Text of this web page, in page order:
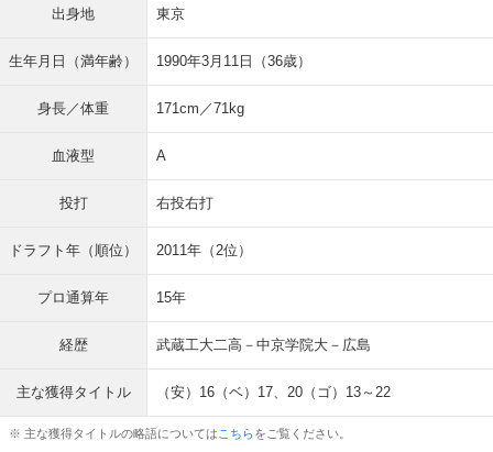
出身地 東京
生年月日（満年齢） 1990年3月11日（36歳）
身長／体重 171cm／71kg
血液型 A
投打 右投右打
ドラフト年（順位） 2011年（2位）
プロ通算年 15年
経歴 武蔵工大二高－中京学院大－広島
主な獲得タイトル （安）16（ベ）17、20（ゴ）13～22
※ 主な獲得タイトルの略語については こちらをご覧ください。